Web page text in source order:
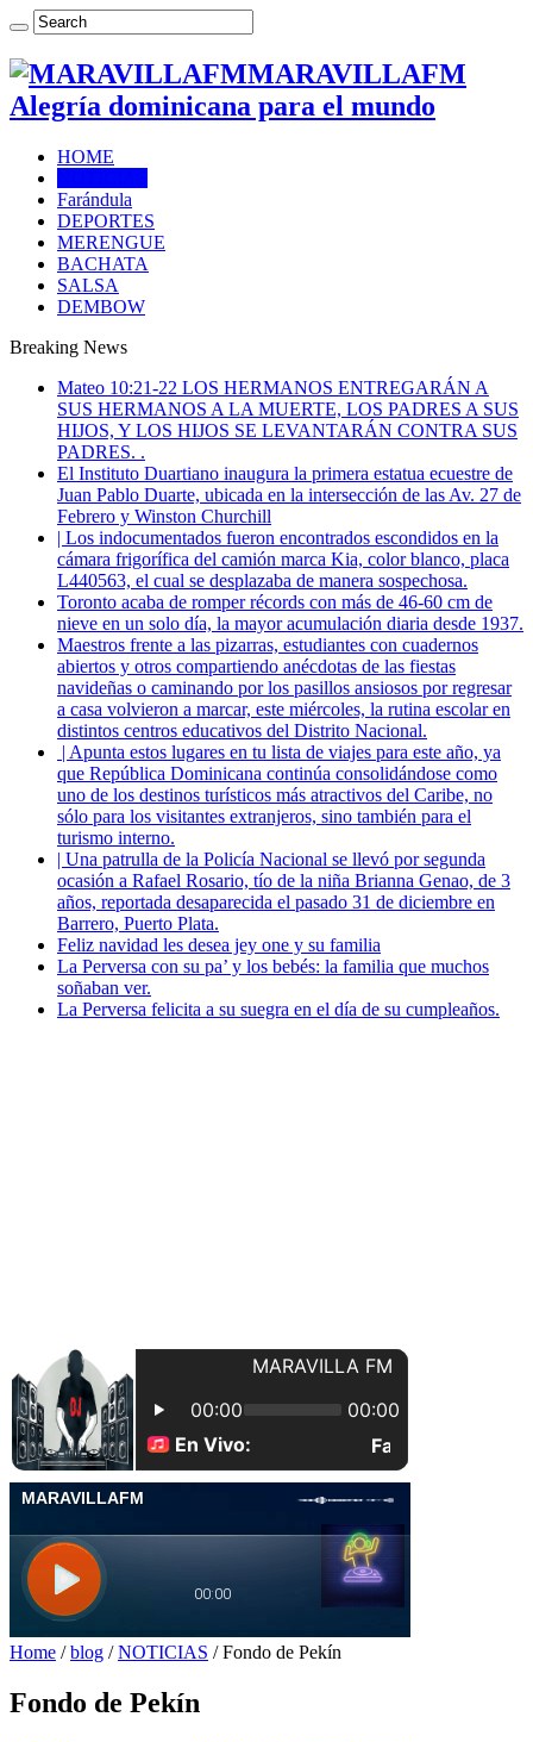
MARAVILLAFM
Alegría dominicana para el mundo
HOME
Farándula
DEPORTES
MERENGUE
BACHATA
SALSA
DEMBOW
Breaking News
Mateo 10:21-22 LOS HERMANOS ENTREGARÁN A
SUS HERMANOS A LA MUERTE, LOS PADRES A SUS
HIJOS, Y LOS HIJOS SE LEVANTARÁN CONTRA SUS
PADRES. .
El Instituto Duartiano inaugura la primera estatua ecuestre de
Juan Pablo Duarte, ubicada en la intersección de las Av. 27 de
Febrero y Winston Churchill
| Los indocumentados fueron encontrados escondidos en la
cámara frigorífica del camión marca Kia, color blanco, placa
L440563, el cual se desplazaba de manera sospechosa.
Toronto acaba de romper récords con más de 46-60 cm de
nieve en un solo día, la mayor acumulación diaria desde 1937.
Maestros frente a las pizarras, estudiantes con cuadernos
abiertos y otros compartiendo anécdotas de las fiestas
navideñas o caminando por los pasillos ansiosos por regresar
a casa volvieron a marcar, este miércoles, la rutina escolar en
distintos centros educativos del Distrito Nacional.
| Apunta estos lugares en tu lista de viajes para este año, ya
que República Dominicana continúa consolidándose como
uno de los destinos turísticos más atractivos del Caribe, no
sólo para los visitantes extranjeros, sino también para el
turismo interno.
| Una patrulla de la Policía Nacional se llevó por segunda
ocasión a Rafael Rosario, tío de la niña Brianna Genao, de 3
años, reportada desaparecida el pasado 31 de diciembre en
Barrero, Puerto Plata.
Feliz navidad les desea jey one y su familia
La Perversa con su pa’ y los bebés: la familia que muchos
soñaban ver.
La Perversa felicita a su suegra en el día de su cumpleaños.
Home / blog / NOTICIAS / Fondo de Pekín
Fondo de Pekín